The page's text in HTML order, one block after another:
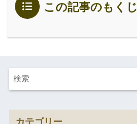
この記事のもくじ